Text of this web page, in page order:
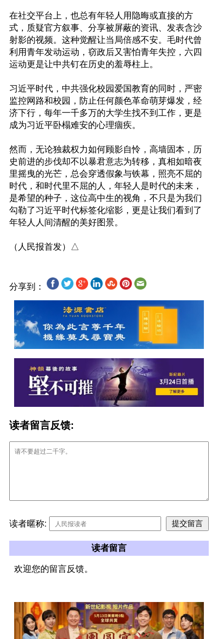
在社交平台上，也总有年轻人用隐晦或直接的方
式，质疑官方叙事、分享被屏蔽的资讯、发表含沙
射影的视频。这种觉醒让当局倍感不安。毛时代曾
利用青年发动运动，窃政后又害怕青年失控，六四
运动更是让中共钉在历史的羞辱柱上。
习近平时代，中共强化校园爱国教育的同时，严密
监控网路和校园，防止任何颜色革命萌芽爆发，经
济下行，每年一千多万的大学生找不到工作，更是
成为习近平卧榻难安的心理痼疾。
然而，无论独裁权力如何顾影自怜，高墙固本，历
史前进的步伐却不以暴君意志为转移，真相如暗夜
里摇曳的光芒，总会穿透假象与铁幕，照亮不屈的
时代，和时代里不屈的人，年轻人是时代的未来，
是希望的种子，这位高中生的视角，不只是为我们
勾勒了习近平时代标签化缩影，更是让我们看到了
年轻人人间清醒的美好图景。
分享到：
读者留言反馈:
读者暱称:
读者留言
欢迎您的留言反馈。